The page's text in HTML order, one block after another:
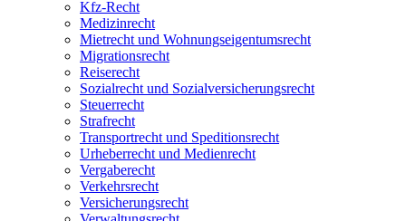
Kfz-Recht
Medizinrecht
Mietrecht und Wohnungseigentumsrecht
Migrationsrecht
Reiserecht
Sozialrecht und Sozialversicherungsrecht
Steuerrecht
Strafrecht
Transportrecht und Speditionsrecht
Urheberrecht und Medienrecht
Vergaberecht
Verkehrsrecht
Versicherungsrecht